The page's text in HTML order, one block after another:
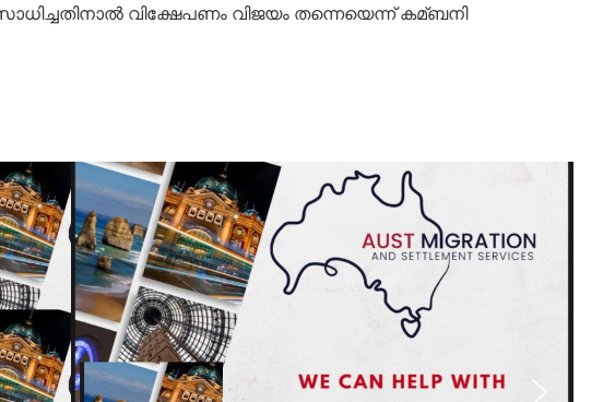
വിക്ഷേപണം വിജയം തന്നെയെന്ന് കമ്ബനി